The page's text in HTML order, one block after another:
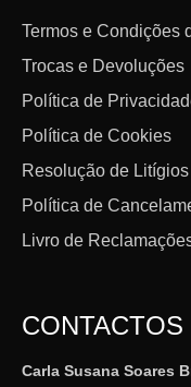
Termos e Condições
Trocas e Devoluções
Política de
Política de Cookies
Resolução de Litígios
Política de
Livro de
Carla Susana Soares